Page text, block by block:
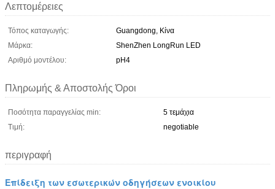
Λεπτομέρειες
Τόπος καταγωγής:
Guangdong, Κίνα
Μάρκα:
ShenZhen LongRun LED
Αριθμό μοντέλου:
pH4
Πληρωμής & Αποστολής Όροι
Ποσότητα παραγγελίας min:
5 τεμάχια
Τιμή:
negotiable
περιγραφή
Επίδειξη των εσωτερικών οδηγήσεων ενοικίου